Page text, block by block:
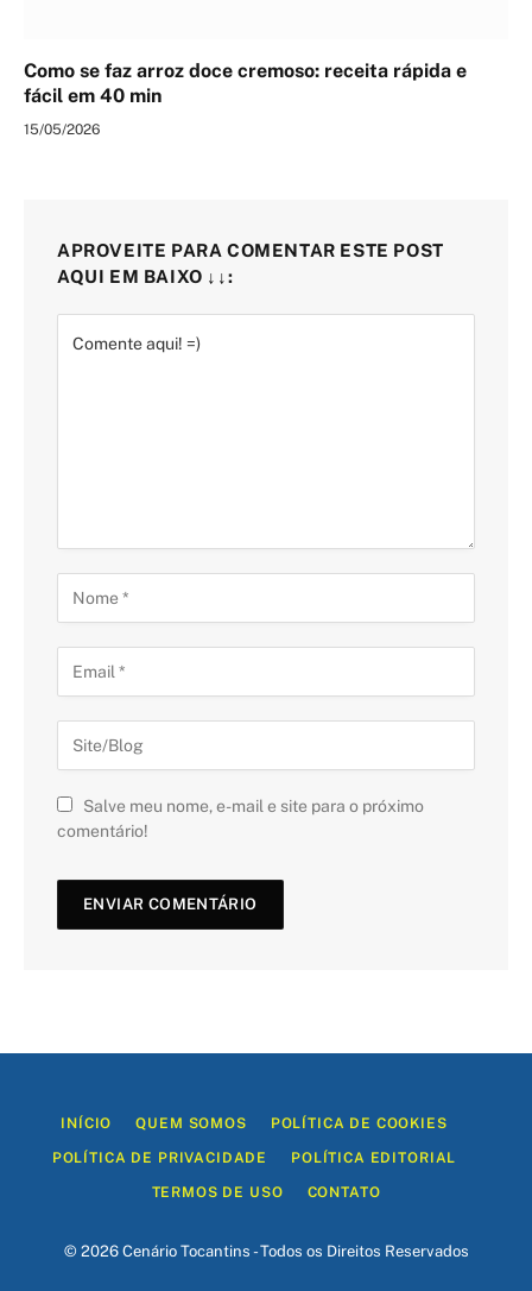
Como se faz arroz doce cremoso: receita rápida e
fácil em 40 min
15/05/2026
APROVEITE PARA COMENTAR ESTE POST
AQUI EM BAIXO ↓↓:
Salve meu nome, e-mail e site para o próximo
comentário!
INÍCIO QUEM SOMOS POLÍTICA DE COOKIES
POLÍTICA DE PRIVACIDADE POLÍTICA EDITORIAL
TERMOS DE USO CONTATO
© 2026 Cenário Tocantins - Todos os Direitos Reservados